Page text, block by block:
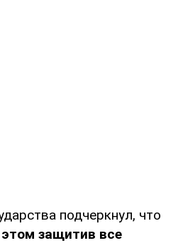
подчеркнул, что
защитив все